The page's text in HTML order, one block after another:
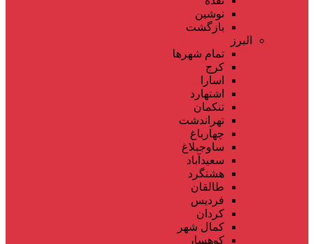
نوشین
بازگشت
البرز
تمام شهر‌ها
کرج
اسارا
اشتهارد
تنکمان
تهراندشت
چهارباغ
ساوجبلاغ
سعیدآباد
هشتگرد
طالقان
فردیس
کردان
کمال شهر
کوهسار